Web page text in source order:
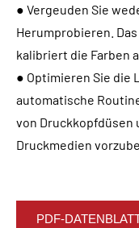
● Vergeuden Sie
Herumprobieren.
kalibriert die Farben
● Optimieren Sie die
automatische
von Druckkopfdüsen
Druckmedien
PDF-